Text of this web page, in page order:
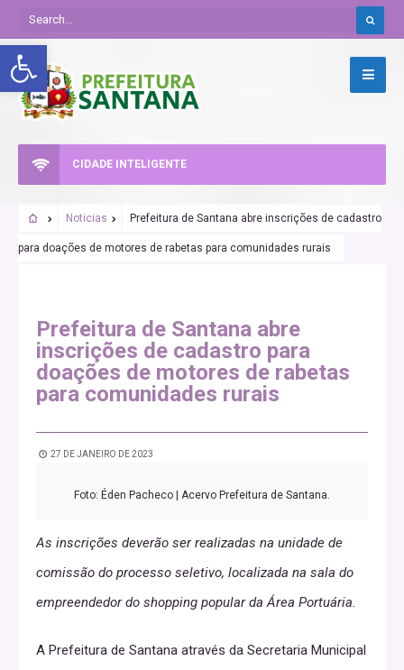
Abrir a barra de ferramentas
CIDADE INTELIGENTE
Noticias Prefeitura de Santana abre inscrições de cadastro
para doações de motores de rabetas para comunidades rurais
Prefeitura de Santana abre
inscrições de cadastro para
doações de motores de rabetas
para comunidades rurais
27 DE JANEIRO DE 2023
Foto: Éden Pacheco | Acervo Prefeitura de Santana.
As inscrições deverão ser realizadas na unidade de
comissão do processo seletivo, localizada na sala do
empreendedor do shopping popular da Área Portuária.
A Prefeitura de Santana através da Secretaria Municipal